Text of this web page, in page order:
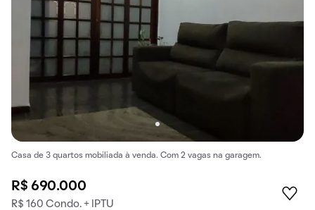
Casa de 3 quartos mobiliada à venda. Com 2 vagas na garagem.
R$ 690.000
R$ 160 Condo. + IPTU